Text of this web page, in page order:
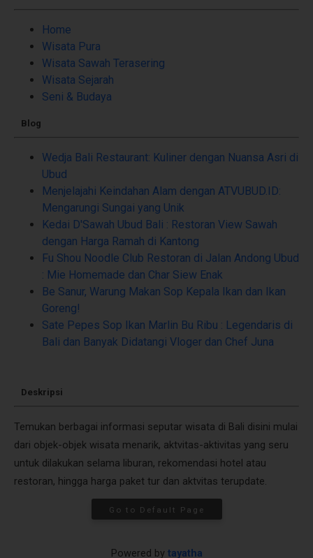
Home
Wisata Pura
Wisata Sawah Terasering
Wisata Sejarah
Seni & Budaya
Blog
Wedja Bali Restaurant: Kuliner dengan Nuansa Asri di
Ubud
Menjelajahi Keindahan Alam dengan ATVUBUD.ID:
Mengarungi Sungai yang Unik
Kedai D'Sawah Ubud Bali : Restoran View Sawah
dengan Harga Ramah di Kantong
Fu Shou Noodle Club Restoran di Jalan Andong Ubud
: Mie Homemade dan Char Siew Enak
Be Sanur, Warung Makan Sop Kepala Ikan dan Ikan
Goreng!
Sate Pepes Sop Ikan Marlin Bu Ribu : Legendaris di
Bali dan Banyak Didatangi Vloger dan Chef Juna
Deskripsi
Temukan berbagai informasi seputar wisata di Bali disini mulai
dari objek-objek wisata menarik, aktvitas-aktivitas yang seru
untuk dilakukan selama liburan, rekomendasi hotel atau
restoran, hingga harga paket tur dan aktvitas terupdate.
Go to Default Page
Powered by tayatha